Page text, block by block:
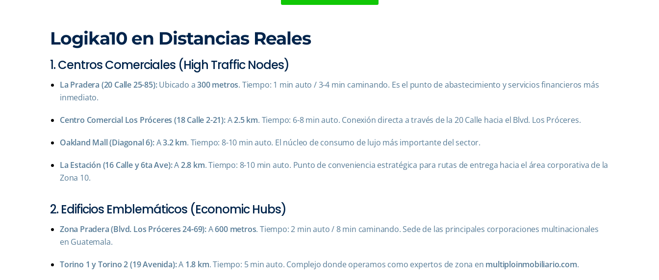
Logika10 en Distancias Reales
1. Centros Comerciales (High Traffic Nodes)
La Pradera (20 Calle 25-85):Ubicado a300 metros. Tiempo: 1 min auto / 3-4 min caminando. Es el punto de abastecimiento y servicios financieros más
inmediato.
Centro Comercial Los Próceres (18 Calle 2-21):A2.5 km. Tiempo: 6-8 min auto. Conexión directa a través de la 20 Calle hacia el Blvd. Los Próceres.
Oakland Mall (Diagonal 6):A3.2 km. Tiempo: 8-10 min auto. El núcleo de consumo de lujo más importante del sector.
La Estación (16 Calle y 6ta Ave):A2.8 km. Tiempo: 8-10 min auto. Punto de conveniencia estratégica para rutas de entrega hacia el área corporativa de la
Zona 10.
2. Edificios Emblemáticos (Economic Hubs)
Zona Pradera (Blvd. Los Próceres 24-69):A600 metros. Tiempo: 2 min auto / 8 min caminando. Sede de las principales corporaciones multinacionales
en Guatemala.
Torino 1 y Torino 2 (19 Avenida):A 1.8 km. Tiempo: 5 min auto. Complejo donde operamos como expertos de zona en multiploinmobiliario.com.